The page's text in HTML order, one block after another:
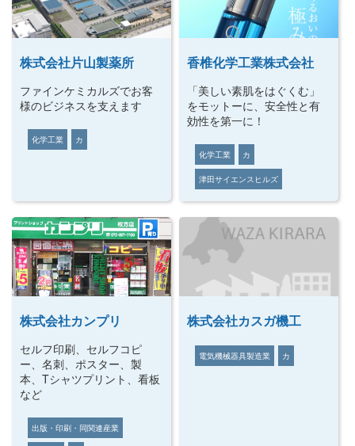
株式会社片山製薬所
ファインケミカルズでお客
様のビジネスを支えます
化学工業 カ
香椎化学工業株式会社
「美しい素肌をはぐくむ」
をモットーに、安全性と有
効性を第一に！
化学工業 カ
津田サイエンスヒルズ
株式会社カンプリ
セルフ印刷、セルフコピ
ー、名刺、ポスター、製
本、Tシャツプリント、看板
など
出版・印刷・同関連産業
株式会社カスガ機工
電気機械器具製造業 カ